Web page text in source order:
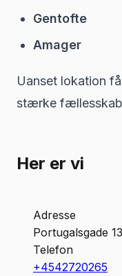
Gentofte
Amager
Uanset lokation
stærke
Her er vi
Adresse
Portugalsgade 13
Telefon
+4542720265